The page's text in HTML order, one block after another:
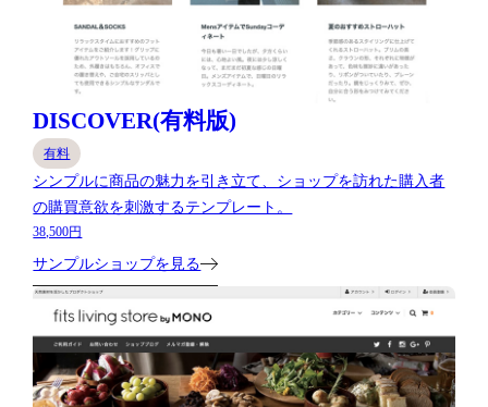
DISCOVER(有料版)
有料
シンプルに商品の魅力を引き立て、ショップを訪れた購入者
の購買意欲を刺激するテンプレート。
38,500円
サンプルショップを見る